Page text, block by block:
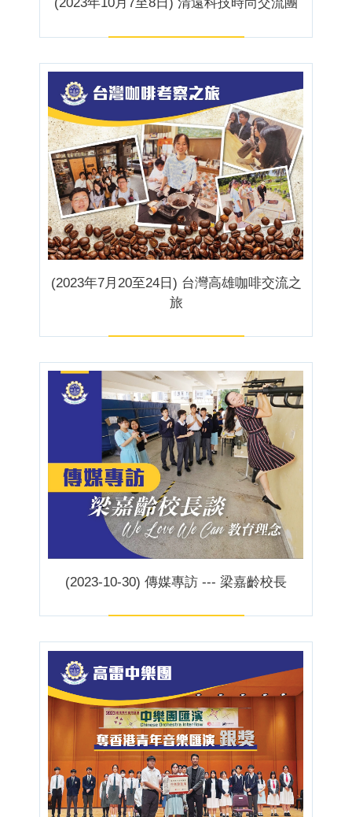
(2023年7月20至24日) 台灣高雄咖啡交流之
旅
(2023-10-30) 傳媒專訪 --- 梁嘉齡校長